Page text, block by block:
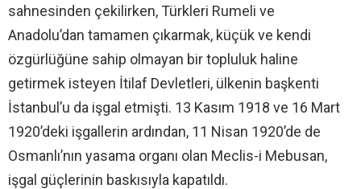
sahnesinden çekilirken, Türkleri Rumeli ve
Anadolu’dan tamamen çıkarmak, küçük ve kendi
özgürlüğüne sahip olmayan bir topluluk haline
getirmek isteyen İtilaf Devletleri, ülkenin başkenti
İstanbul’u da işgal etmişti. 13 Kasım 1918 ve 16 Mart
1920’deki işgallerin ardından, 11 Nisan 1920’de de
Osmanlı’nın yasama organı olan Meclis-i Mebusan,
işgal güçlerinin baskısıyla kapatıldı.